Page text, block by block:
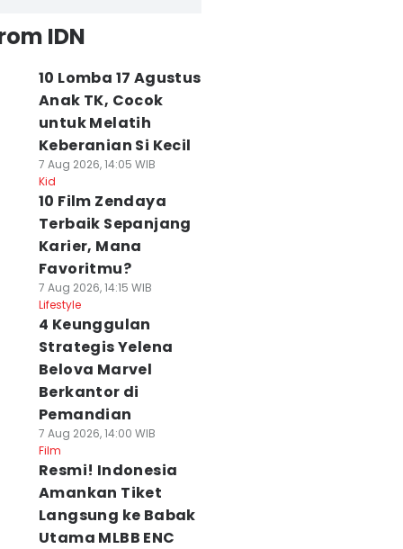
IDN
10 Lomba 17 Agustus
Anak TK, Cocok
untuk Melatih
Keberanian Si Kecil
7 Aug 2026, 14:05 WIB
Kid
10 Film Zendaya
Terbaik Sepanjang
Karier, Mana
Favoritmu?
7 Aug 2026, 14:15 WIB
Lifestyle
4 Keunggulan
Strategis Yelena
Belova Marvel
Berkantor di
Pemandian
7 Aug 2026, 14:00 WIB
Film
Resmi! Indonesia
Amankan Tiket
Langsung ke Babak
Utama MLBB ENC